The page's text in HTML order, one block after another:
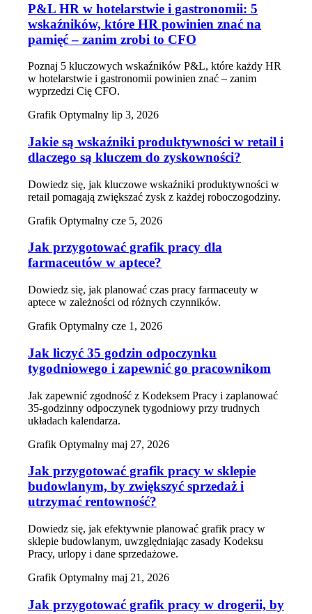
P&L HR w hotelarstwie i gastronomii: 5
wskaźników, które HR powinien znać na
pamięć – zanim zrobi to CFO
Poznaj 5 kluczowych wskaźników P&L, które każdy HR
w hotelarstwie i gastronomii powinien znać – zanim
wyprzedzi Cię CFO.
Grafik Optymalny lip 3, 2026
Jakie są wskaźniki produktywności w retail i
dlaczego są kluczem do zyskowności?
Dowiedz się, jak kluczowe wskaźniki produktywności w
retail pomagają zwiększać zysk z każdej roboczogodziny.
Grafik Optymalny cze 5, 2026
Jak przygotować grafik pracy dla
farmaceutów w aptece?
Dowiedz się, jak planować czas pracy farmaceuty w
aptece w zależności od różnych czynników.
Grafik Optymalny cze 1, 2026
Jak liczyć 35 godzin odpoczynku
tygodniowego i zapewnić go pracownikom
Jak zapewnić zgodność z Kodeksem Pracy i zaplanować
35-godzinny odpoczynek tygodniowy przy trudnych
układach kalendarza.
Grafik Optymalny maj 27, 2026
Jak przygotować grafik pracy w sklepie
budowlanym, by zwiększyć sprzedaż i
utrzymać rentowność?
Dowiedz się, jak efektywnie planować grafik pracy w
sklepie budowlanym, uwzględniając zasady Kodeksu
Pracy, urlopy i dane sprzedażowe.
Grafik Optymalny maj 21, 2026
Jak przygotować grafik pracy w drogerii, by